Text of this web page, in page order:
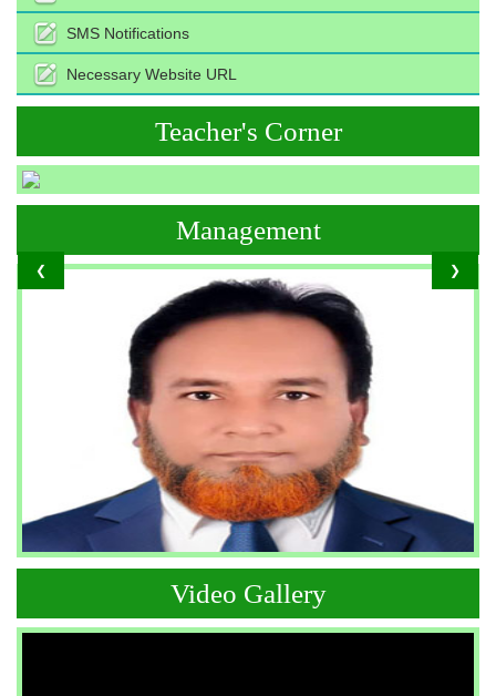
SMS Notifications
Necessary Website URL
Teacher's Corner
❮ ❯
Management
Video Gallery